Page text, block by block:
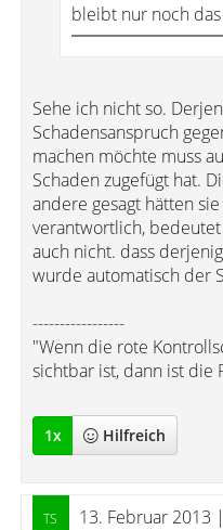
bleibt nur noch
Sehe ich nicht so.
Schadensanspruch
machen möchte muss
Schaden zugefügt hat.
andere gesagt hätten
verantwortlich,
auch nicht. dass
wurde automatisch der
-----------------
"Wenn die rote
sichtbar ist, dann ist die
1x Hilfreich
13. Februar 2013